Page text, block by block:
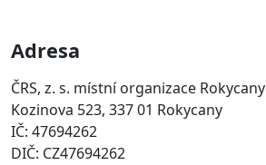
Adresa
ČRS, z. s. místní organizace Rokycany
Kozinova 523, 337 01 Rokycany
IČ: 47694262
DIČ: CZ47694262